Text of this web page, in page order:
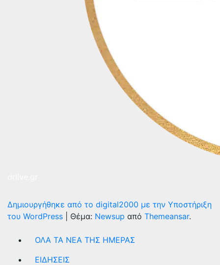
Δημιουργήθηκε από το digital2000 με την Υποστήριξη
του WordPress
Θέμα: Newsup από Themeansar.
ΟΛΑ ΤΑ ΝΕΑ ΤΗΣ ΗΜΕΡΑΣ
ΕΙΔΗΣΕΙΣ